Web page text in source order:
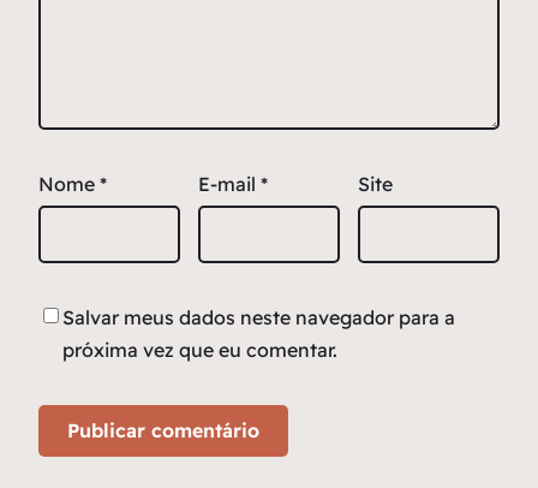
Nome * E-mail * Site
Salvar meus dados neste navegador para a
próxima vez que eu comentar.